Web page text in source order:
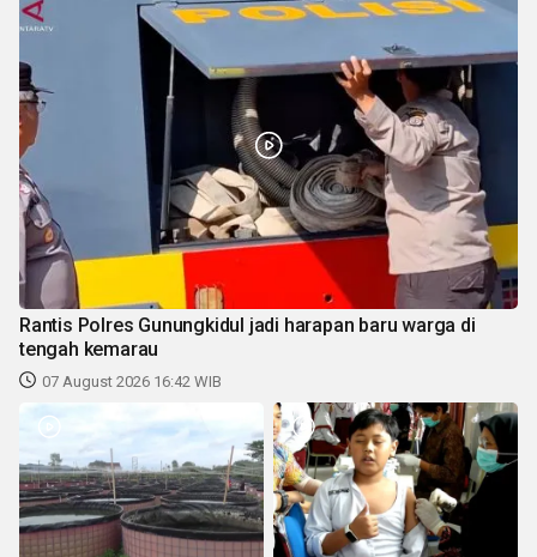
Rantis Polres Gunungkidul jadi harapan baru warga di
tengah kemarau
07 August 2026 16:42 WIB